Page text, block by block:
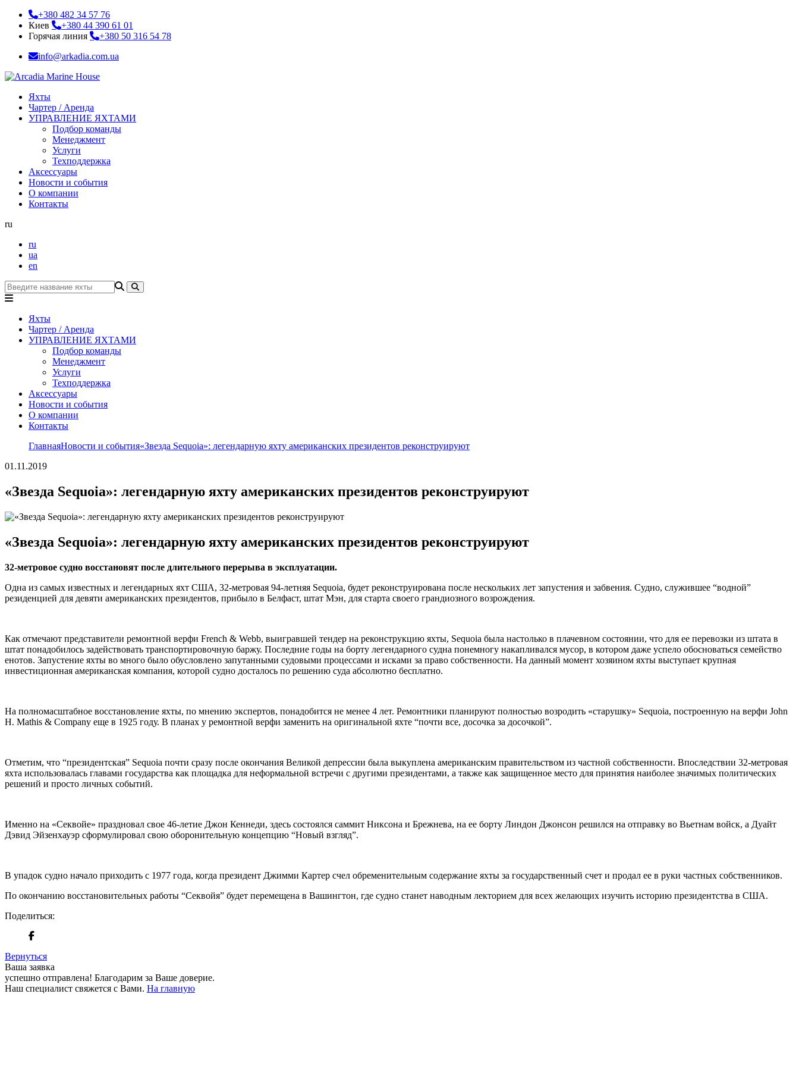
+380 482 34 57 76
Киев
+380 44 390 61 01
Горячая линия
+380 50 316 54 78
info@arkadia.com.ua
Яхты
Чартер / Аренда
УПРАВЛЕНИЕ ЯХТАМИ
Подбор команды
Менеджмент
Услуги
Техподдержка
Аксессуары
Новости и события
О компании
Контакты
ru
ru
ua
en
Яхты
Чартер / Аренда
УПРАВЛЕНИЕ ЯХТАМИ
Подбор команды
Менеджмент
Услуги
Техподдержка
Аксессуары
Новости и события
О компании
Контакты
ГлавнаяНовости и события«Звезда Sequoia»: легендарную яхту американских президентов реконструируют
01.11.2019
«Звезда Sequoia»: легендарную яхту американских президентов реконструируют
«Звезда Sequoia»: легендарную яхту американских президентов реконструируют
32-метровое судно восстановят после длительного перерыва в эксплуатации.
Одна из самых известных и легендарных яхт США, 32-метровая 94-летняя Sequoia, будет реконструирована после нескольких лет запустения и забвения. Судно, служившее “водной”
резиденцией для девяти американских президентов, прибыло в Белфаст, штат Мэн, для старта своего грандиозного возрождения.
Как отмечают представители ремонтной верфи French & Webb, выигравшей тендер на реконструкцию яхты, Sequoia была настолько в плачевном состоянии, что для ее перевозки из штата в
штат понадобилось задействовать транспортировочную баржу. Последние годы на борту легендарного судна понемногу накапливался мусор, в котором даже успело обосноваться семейство
енотов. Запустение яхты во много было обусловлено запутанными судовыми процессами и исками за право собственности. На данный момент хозяином яхты выступает крупная
инвестиционная американская компания, которой судно досталось по решению суда абсолютно бесплатно.
На полномасштабное восстановление яхты, по мнению экспертов, понадобится не менее 4 лет. Ремонтники планируют полностью возродить «старушку» Sequoia, построенную на верфи John
H. Mathis & Company еще в 1925 году. В планах у ремонтной верфи заменить на оригинальной яхте “почти все, досочка за досочкой”.
Отметим, что “президентская” Sequoia почти сразу после окончания Великой депрессии была выкуплена американским правительством из частной собственности. Впоследствии 32-метровая
яхта использовалась главами государства как площадка для неформальной встречи с другими президентами, а также как защищенное место для принятия наиболее значимых политических
решений и просто личных событий.
Именно на «Секвойе» праздновал свое 46-летие Джон Кеннеди, здесь состоялся саммит Никсона и Брежнева, на ее борту Линдон Джонсон решился на отправку во Вьетнам войск, а Дуайт
Дэвид Эйзенхауэр сформулировал свою оборонительную концепцию “Новый взгляд”.
В упадок судно начало приходить с 1977 года, когда президент Джимми Картер счел обременительным содержание яхты за государственный счет и продал ее в руки частных собственников.
По окончанию восстановительных работы “Секвойя” будет перемещена в Вашингтон, где судно станет наводным лекторием для всех желающих изучить историю президентства в США.
Поделиться:
Вернуться
Ваша заявка
успешно отправлена! Благодарим за Ваше доверие.
Наш специалист свяжется с Вами. На главную